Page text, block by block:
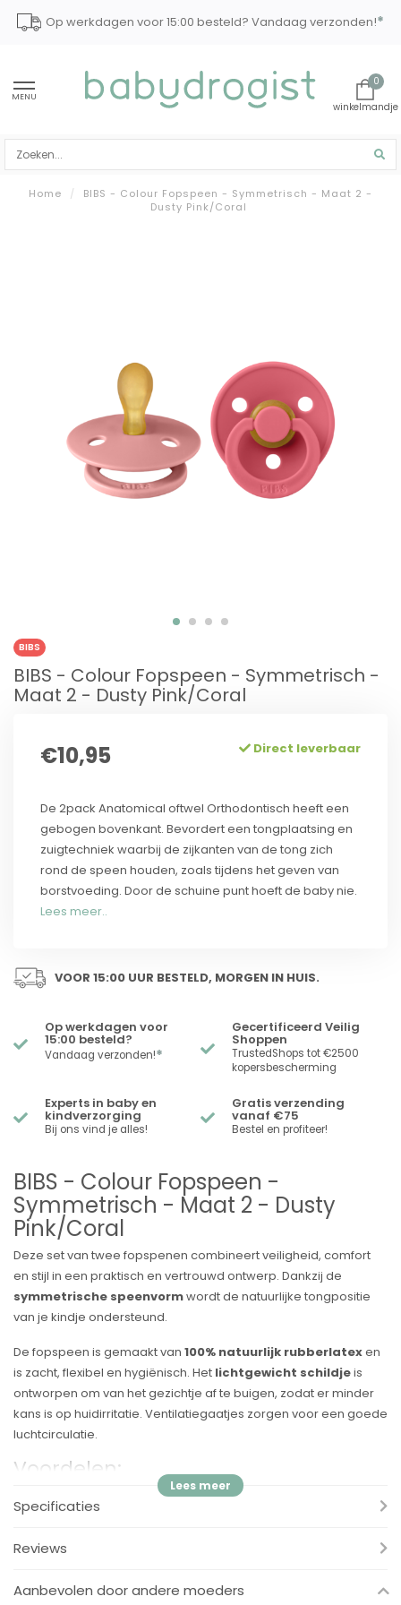
Op werkdagen voor 15:00 besteld? Vandaag verzonden!*
MENU
0
Home /
BIBS - Colour Fopspeen - Symmetrisch - Maat 2 -
Dusty Pink/Coral
BIBS
BIBS - Colour Fopspeen - Symmetrisch -
Maat 2 - Dusty Pink/Coral
€10,95 Direct leverbaar
De 2pack Anatomical oftwel Orthodontisch heeft een
gebogen bovenkant. Bevordert een tongplaatsing en
zuigtechniek waarbij de zijkanten van de tong zich
rond de speen houden, zoals tijdens het geven van
borstvoeding. Door de schuine punt hoeft de baby nie.
Lees meer..
VOOR 15:00 UUR BESTELD, MORGEN IN HUIS.
Op werkdagen voor
15:00 besteld?
Vandaag verzonden!*
Gecertificeerd Veilig
Shoppen
TrustedShops tot €2500
kopersbescherming
Experts in baby en
kindverzorging
Bij ons vind je alles!
Gratis verzending
vanaf €75
Bestel en profiteer!
BIBS - Colour Fopspeen -
Symmetrisch - Maat 2 - Dusty
Pink/Coral
Deze set van twee fopspenen combineert veiligheid, comfort
en stijl in een praktisch en vertrouwd ontwerp. Dankzij de
symmetrische speenvormwordt de natuurlijke tongpositie
van je kindje ondersteund.
De fopspeen is gemaakt van 100% natuurlijk rubberlatexen
is zacht, flexibel en hygiënisch. Het lichtgewicht schildjeis
ontworpen om van het gezichtje af te buigen, zodat er minder
kans is op huidirritatie. Ventilatiegaatjes zorgen voor een goede
luchtcirculatie.
Voordelen:
✔ Symmetrische speen – ondersteunt de juiste tongplaatsing
✔ Natuurlijk rubberlatex – zacht, duurzaam en veilig
huidirritatie
✔ Deens design – stijlvol en functioneel
Specificaties
Reviews
Aanbevolen door andere moeders